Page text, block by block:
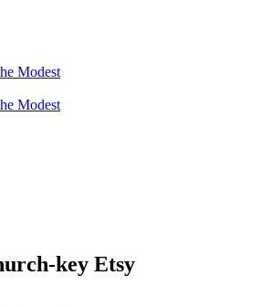
Modest
Modest
key Etsy